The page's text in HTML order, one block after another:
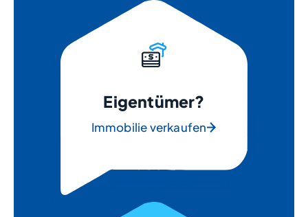
Eigentümer?
Immobilie verkaufen